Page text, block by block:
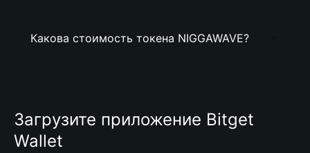
Какова стоимость токена NIGGAWAVE?
Загрузите приложение Bitget
Wallet